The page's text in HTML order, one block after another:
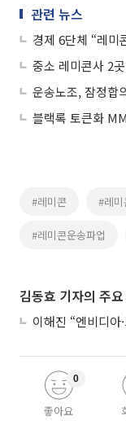
관련 뉴스
운송노조, 잠정합
블랙록 토큰화
#레미콘 #레미
#레미콘운송파업
김동효 기자의 주
이해진 “엔비디아
좋아요
0